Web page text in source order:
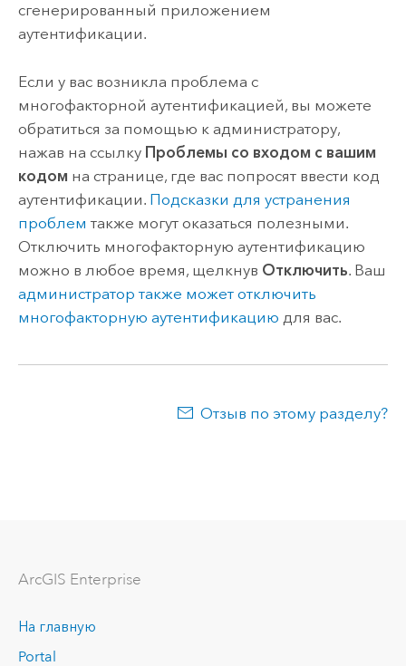
сгенерированный приложением
аутентификации.
Если у вас возникла проблема с
многофакторной аутентификацией, вы можете
обратиться за помощью к администратору,
нажав на ссылку Проблемы со входом с вашим
кодом на странице, где вас попросят ввести код
аутентификации. Подсказки для устранения
проблем также могут оказаться полезными.
Отключить многофакторную аутентификацию
можно в любое время, щелкнув Отключить. Ваш
администратор также может отключить
многофакторную аутентификацию для вас.
Отзыв по этому разделу?
ArcGIS Enterprise
На главную
Portal